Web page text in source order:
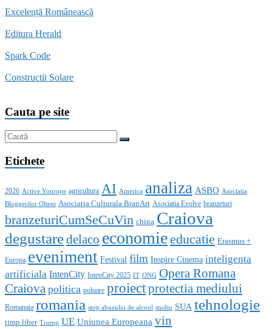
Excelență Românească
Editura Herald
Spark Code
Constructii Solare
Cauta pe site
Etichete
2026 Active Yourope agricultura AI America analiza ASBO Asociatia
Bloggerilor Olteni Asociatia Culturala BranArt Asociatia Evolve branzeturi
branzeturiCumSeCuVin china Craiova
degustaredelaco economieeducatie Erasmus +
Europa eveniment Festival film Inspire Cinema inteligenta
artificiala IntenCity IntenCity 2025 IT ONG Opera Romana
Craiova politica poluare proiectprotectia mediului
Romanaia romania stop abuzului de alcool studiu SUA tehnologie
timp liber Trump UE Uniunea Europeana vin